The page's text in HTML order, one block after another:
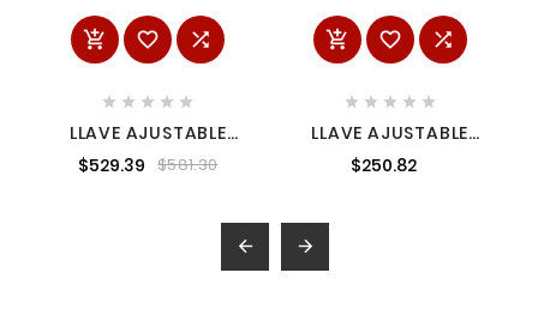
  
    
LLAVE AJUSTABLE
FOSFATIZADA 12"
URREA 712S
$529.39 $581.30
  
    
LLAVE AJUSTABLE
FOSFATIZADA 6"
URREA 706SI
$250.82
 